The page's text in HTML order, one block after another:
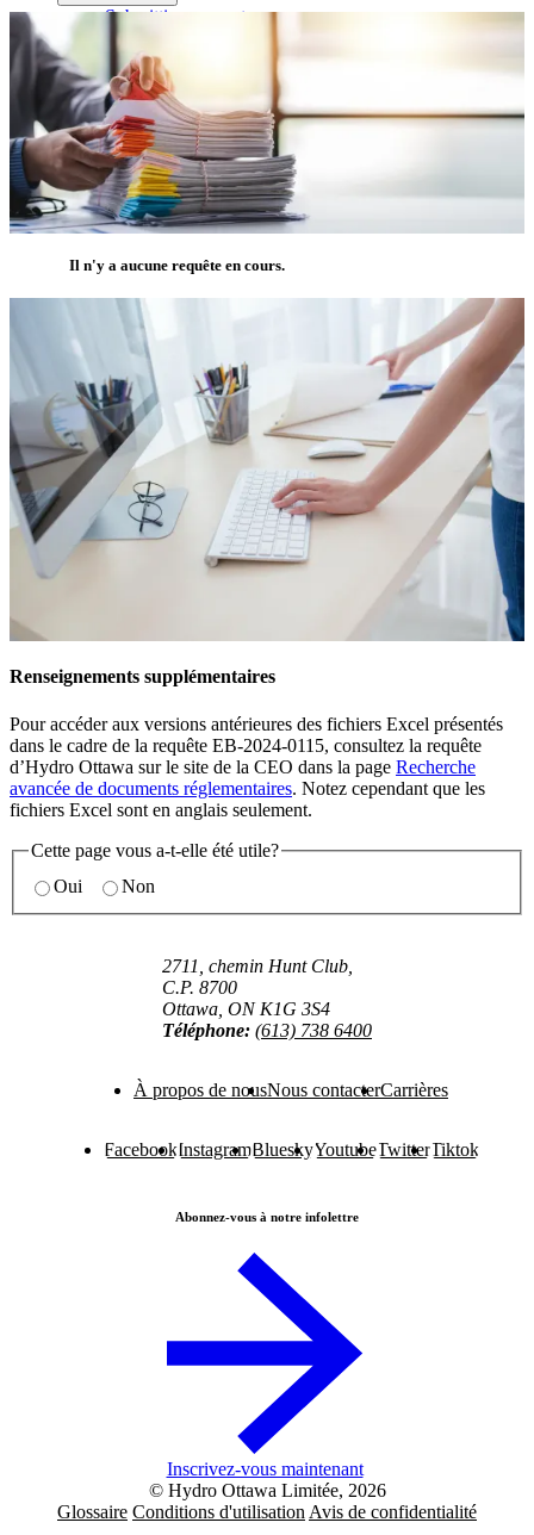
Submitting requests
Sécurité électrique à l’extérieur
Paiement de votre facture de services
Approbation de projets
Tranchées de services publics
Localisation excavation sécuritaire
Spécifications de conception commerciale
Spécifications de conception résidentielle
Conception de réseaux de distribution
Accès historique consommation d’électricité
Il n'y a aucune requête en cours.
Renseignements supplémentaires
Pour accéder aux versions antérieures des fichiers Excel présentés
dans le cadre de la requête EB-2024-0115, consultez la requête
d’Hydro Ottawa sur le site de la CEO dans la page Recherche
avancée de documents réglementaires. Notez cependant que les
fichiers Excel sont en anglais seulement.
Cette page vous a-t-elle été utile?
Oui
Non
2711, chemin Hunt Club,
C.P. 8700
Ottawa, ON K1G 3S4
Téléphone: (613) 738 6400
À propos de nousNous contacterCarrières
FacebookInstagramBlueskyYoutubeTwitterTiktok
Abonnez-vous à notre infolettre
Inscrivez-vous maintenant
© Hydro Ottawa Limitée, 2026
Glossaire Conditions d'utilisationAvis de confidentialité